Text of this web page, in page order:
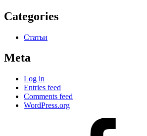
Categories
Статьи
Meta
Log in
Entries feed
Comments feed
WordPress.org